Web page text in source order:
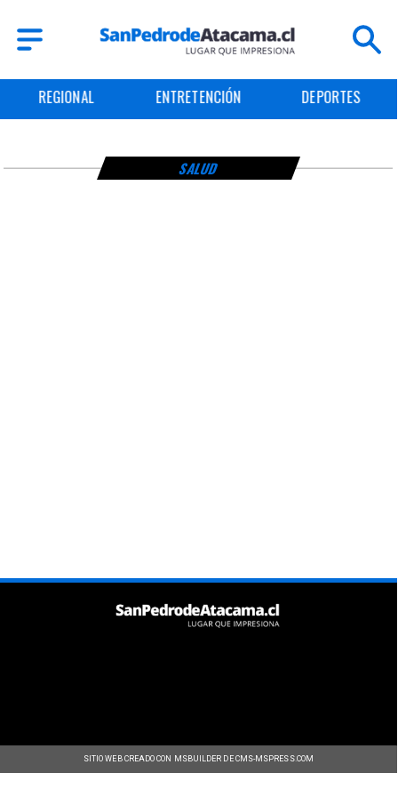
REGIONAL ENTRETENCIÓN DEPORTES
SALUD
SITIO WEB CREADO CON MSBUILDER DE CMS-MSPRESS.COM